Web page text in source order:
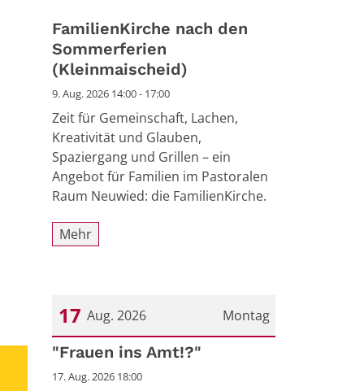
FamilienKirche nach den
Sommerferien
(Kleinmaischeid)
9. Aug. 2026 14:00 - 17:00
Zeit für Gemeinschaft, Lachen,
Kreativität und Glauben,
Spaziergang und Grillen – ein
Angebot für Familien im Pastoralen
Raum Neuwied: die FamilienKirche.
Mehr
Montag
17 Aug. 2026
Datum: 17. August 2026
"Frauen ins Amt!?"
17. Aug. 2026 18:00